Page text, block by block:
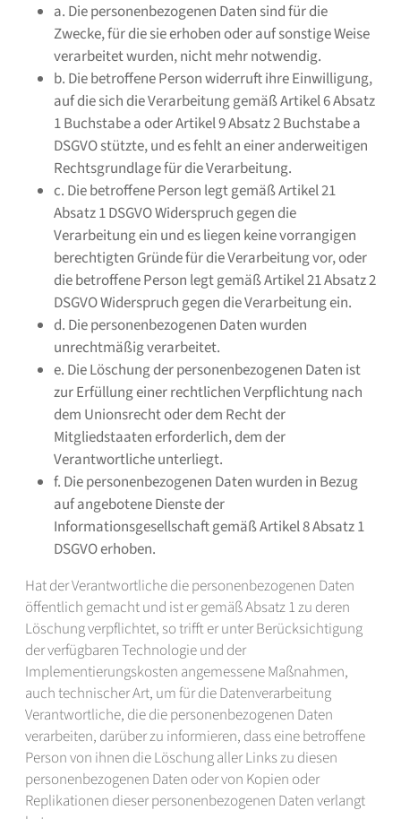
a. Die personenbezogenen Daten sind für die
Zwecke, für die sie erhoben oder auf sonstige Weise
verarbeitet wurden, nicht mehr notwendig.
b. Die betroffene Person widerruft ihre Einwilligung,
auf die sich die Verarbeitung gemäß Artikel 6 Absatz
1 Buchstabe a oder Artikel 9 Absatz 2 Buchstabe a
DSGVO stützte, und es fehlt an einer anderweitigen
Rechtsgrundlage für die Verarbeitung.
c. Die betroffene Person legt gemäß Artikel 21
Absatz 1 DSGVO Widerspruch gegen die
Verarbeitung ein und es liegen keine vorrangigen
berechtigten Gründe für die Verarbeitung vor, oder
die betroffene Person legt gemäß Artikel 21 Absatz 2
DSGVO Widerspruch gegen die Verarbeitung ein.
d. Die personenbezogenen Daten wurden
unrechtmäßig verarbeitet.
e. Die Löschung der personenbezogenen Daten ist
zur Erfüllung einer rechtlichen Verpflichtung nach
dem Unionsrecht oder dem Recht der
Mitgliedstaaten erforderlich, dem der
Verantwortliche unterliegt.
f. Die personenbezogenen Daten wurden in Bezug
auf angebotene Dienste der
Informationsgesellschaft gemäß Artikel 8 Absatz 1
DSGVO erhoben.
Hat der Verantwortliche die personenbezogenen Daten
öffentlich gemacht und ist er gemäß Absatz 1 zu deren
Löschung verpflichtet, so trifft er unter Berücksichtigung
der verfügbaren Technologie und der
Implementierungskosten angemessene Maßnahmen,
auch technischer Art, um für die Datenverarbeitung
Verantwortliche, die die personenbezogenen Daten
verarbeiten, darüber zu informieren, dass eine betroffene
Person von ihnen die Löschung aller Links zu diesen
personenbezogenen Daten oder von Kopien oder
Replikationen dieser personenbezogenen Daten verlangt